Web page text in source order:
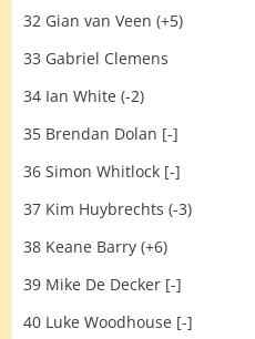
32 Gian van Veen (+5)
33 Gabriel Clemens
34 Ian White (-2)
35 Brendan Dolan [-]
36 Simon Whitlock [-]
37 Kim Huybrechts (-3)
38 Keane Barry (+6)
39 Mike De Decker [-]
40 Luke Woodhouse [-]